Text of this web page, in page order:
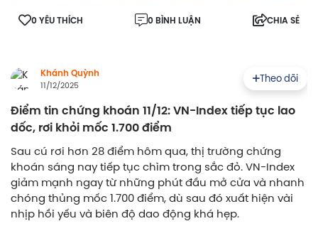
0 YÊU THÍCH 0 BÌNH LUẬN CHIA SẺ
Khánh Quỳnh
11/12/2025
Theo dõi
Điểm tin chứng khoán 11/12: VN-Index tiếp tục lao
dốc, rơi khỏi mốc 1.700 điểm
Sau cú rơi hơn 28 điểm hôm qua, thị trường chứng
khoán sáng nay tiếp tục chìm trong sắc đỏ. VN-Index
giảm mạnh ngay từ những phút đầu mở cửa và nhanh
chóng thủng mốc 1.700 điểm, dù sau đó xuất hiện vài
nhịp hồi yếu và biên độ dao động khá hẹp.